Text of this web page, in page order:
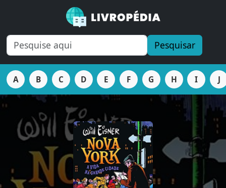
Pesquisar
A B C D E F G H I J